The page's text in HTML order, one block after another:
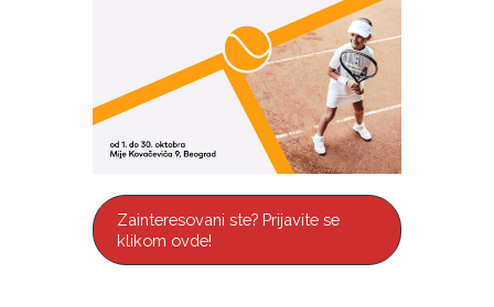
Zainteresovani ste? Prijavite se
klikom ovde!